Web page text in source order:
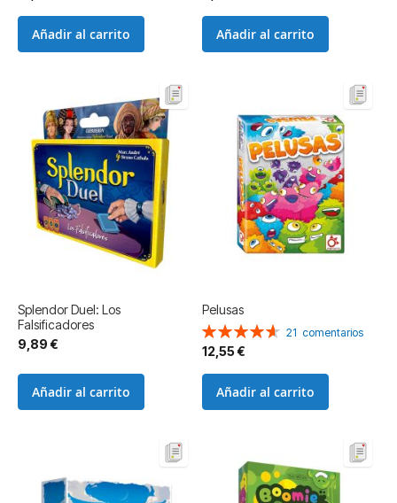
Añadir al carrito Añadir al carrito
Splendor Duel: Los
Falsificadores
9,89 €
Añadir al carrito
Pelusas
Valoración:
93%
21 comentarios
12,55 €
Añadir al carrito